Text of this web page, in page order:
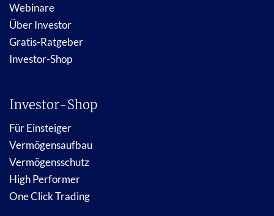
Webinare
Über Investor
Gratis-Ratgeber
Investor-Shop
Investor-Shop
Für Einsteiger
Vermögensaufbau
Vermögensschutz
High Performer
One Click Trading